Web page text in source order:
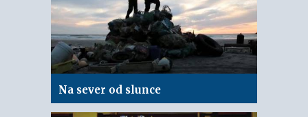
Na sever od slunce